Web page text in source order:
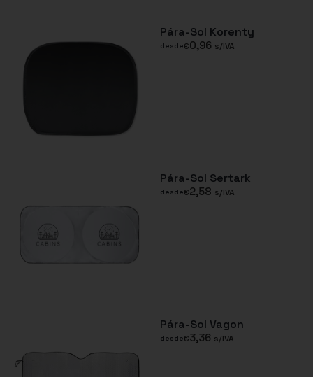
Pára-Sol Korenty
desde€0,96 s/IVA
Pára-Sol Sertark
desde€2,58 s/IVA
Pára-Sol Vagon
desde€3,36 s/IVA